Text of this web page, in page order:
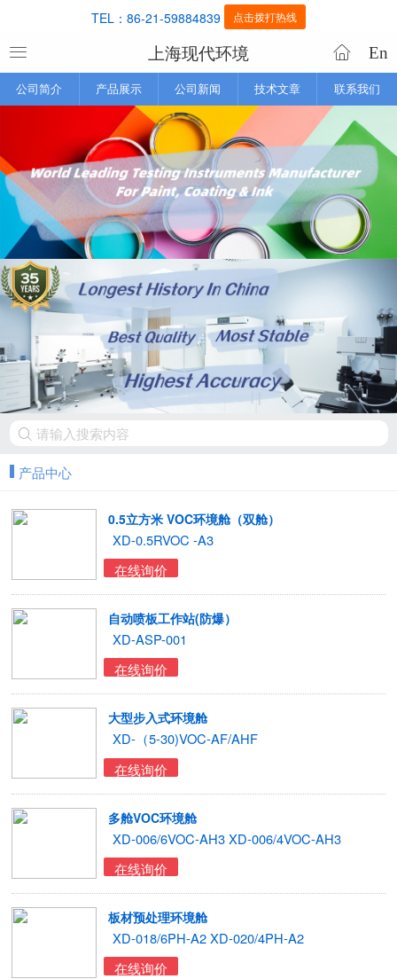
TEL：86-21-59884839 点击拨打热线
上海现代环境 En
公司简介 产品展示 公司新闻 技术文章 联系我们
产品中心
0.5立方米 VOC环境舱（双舱）
XD-0.5RVOC -A3
在线询价
自动喷板工作站(防爆）
XD-ASP-001
在线询价
大型步入式环境舱
XD-（5-30)VOC-AF/AHF
在线询价
多舱VOC环境舱
XD-006/6VOC-AH3 XD-006/4VOC-AH3
在线询价
板材预处理环境舱
XD-018/6PH-A2 XD-020/4PH-A2
在线询价